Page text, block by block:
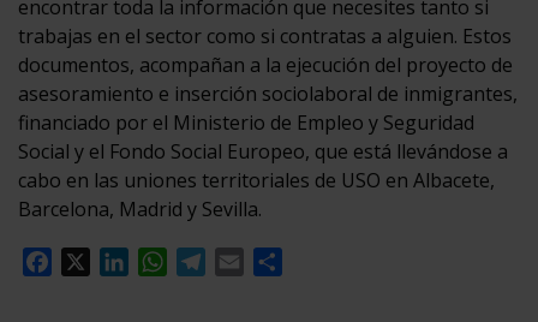
encontrar toda la información que necesites tanto si
trabajas en el sector como si contratas a alguien. Estos
documentos, acompañan a la ejecución del proyecto de
asesoramiento e inserción sociolaboral de inmigrantes,
financiado por el Ministerio de Empleo y Seguridad
Social y el Fondo Social Europeo, que está llevándose a
cabo en las uniones territoriales de USO en Albacete,
Barcelona, Madrid y Sevilla.
Facebook
LinkedInWhatsApp
Telegram
Email